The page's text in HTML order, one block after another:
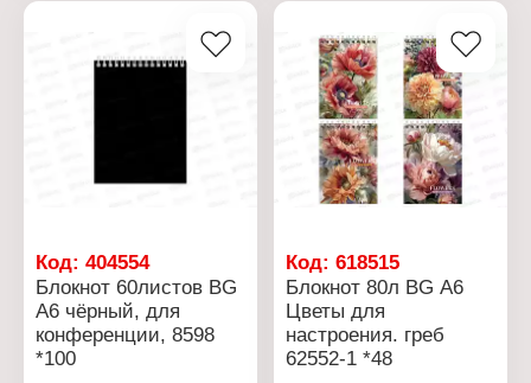
мелованный картон
Тип скрепления: на
гребне
Материал обложки:
мелованный картон
Внутренний блок: клетка
Плотность блока: 60 г/
кв.м
Код: 404554
Блокнот 60листов BG
А6 чёрный, для
конференции, 8598
*100
Код:618515
Блокнот 80л BG А6
Цветы для
настроения. греб
62552-1 *48